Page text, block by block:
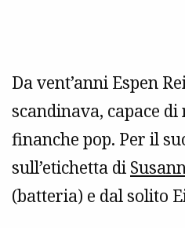
Da vent’anni Espen
scandinava, capace
finanche pop. Per il
sull’etichetta di
(batteria) e dal solito